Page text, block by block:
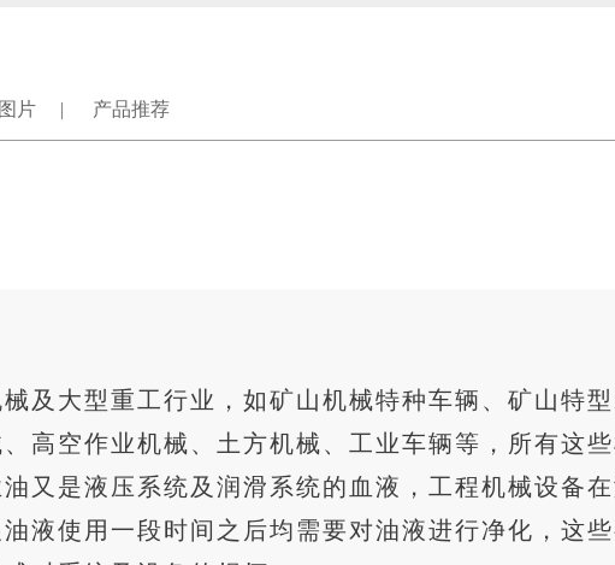
片 产品推荐
及大型重工行业，如矿山机械特种车辆、矿山特
高空作业机械、土方机械、工业车辆等，所有这
又是液压系统及润滑系统的血液，工程机械设备
液使用一段时间之后均需要对油液进行净化，这